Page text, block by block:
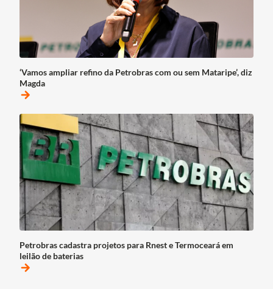
‘Vamos ampliar refino da Petrobras com ou sem Mataripe’, diz
Magda
arrow_forward
Petrobras cadastra projetos para Rnest e Termoceará em
leilão de baterias
arrow_forward